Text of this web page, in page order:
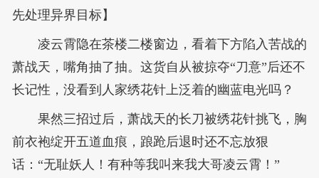
先处理异界目标】
凌云霄隐在茶楼二楼窗边，看着下方陷入苦战的
萧战天，嘴角抽了抽。这货自从被掠夺“刀意”后还不
长记性，没看到人家绣花针上泛着的幽蓝电光吗？
果然三招过后，萧战天的长刀被绣花针挑飞，胸
前衣袍绽开五道血痕，踉跄后退时还不忘放狠
话：“无耻妖人！有种等我叫来我大哥凌云霄！”